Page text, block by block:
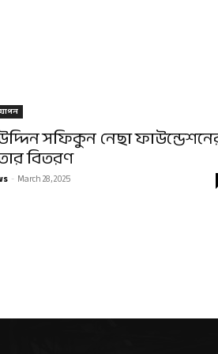
সফিকুন নেছা
বিতরণ
- March 28, 2025